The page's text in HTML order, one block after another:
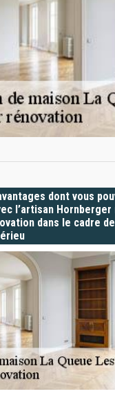
dont vous
l’artisan
dans le cadre